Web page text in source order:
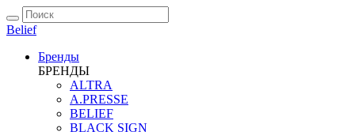
Belief
Бренды
БРЕНДЫ
ALTRA
A.PRESSE
BELIEF
BLACK SIGN